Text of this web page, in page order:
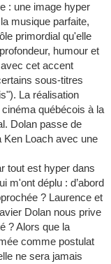
: une image hyper
musique parfaite,
primordial qu'elle
humour et
cet accent
sous-titres
La réalisation
québécois à la
Dolan passe de
Loach avec une
tout est hyper dans
m'ont déplu : d’abord
? Laurence et
Dolan nous prive
? Alors que la
comme postulat
ne sera jamais